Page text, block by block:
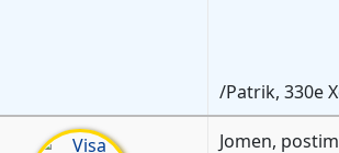
/Patrik, 330e
Jomen,